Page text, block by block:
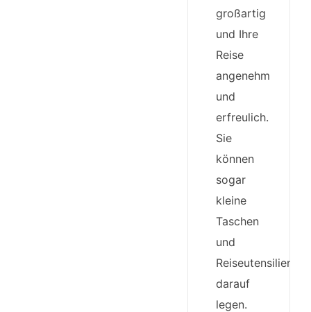
großartig
und Ihre
Reise
angenehm
und
erfreulich.
Sie
können
sogar
kleine
Taschen
und
Reiseutensilien
darauf
legen.